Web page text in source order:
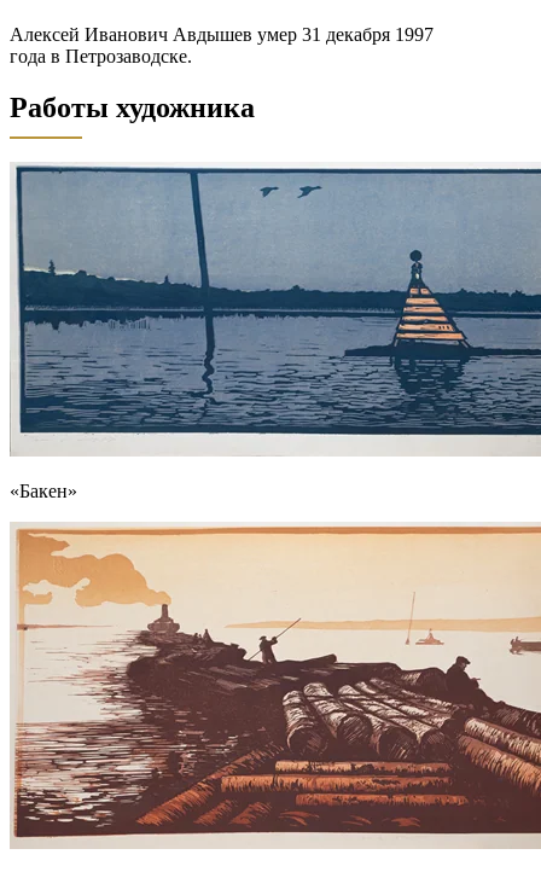
Алексей Иванович Авдышев умер 31 декабря 1997
года в Петрозаводске.
Работы художника
«Бакен»